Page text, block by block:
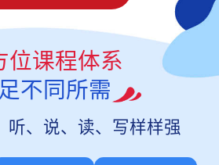
位课程体系
不同所需
听、说、读、写样样强